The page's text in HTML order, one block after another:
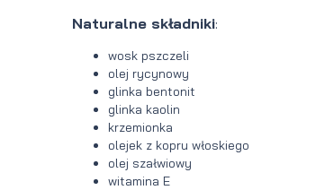
Naturalne składniki:
wosk pszczeli
olej rycynowy
glinka bentonit
glinka kaolin
krzemionka
olejek z kopru włoskiego
olej szałwiowy
witamina E